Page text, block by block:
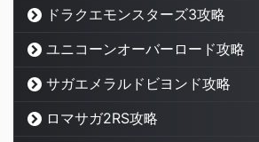
ドラクエモンスターズ3攻略
ユニコーンオーバーロード攻略
サガエメラルドビヨンド攻略
ロマサガ2RS攻略